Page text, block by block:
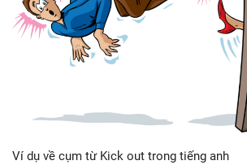
Ví dụ về cụm từ Kick out trong tiếng anh